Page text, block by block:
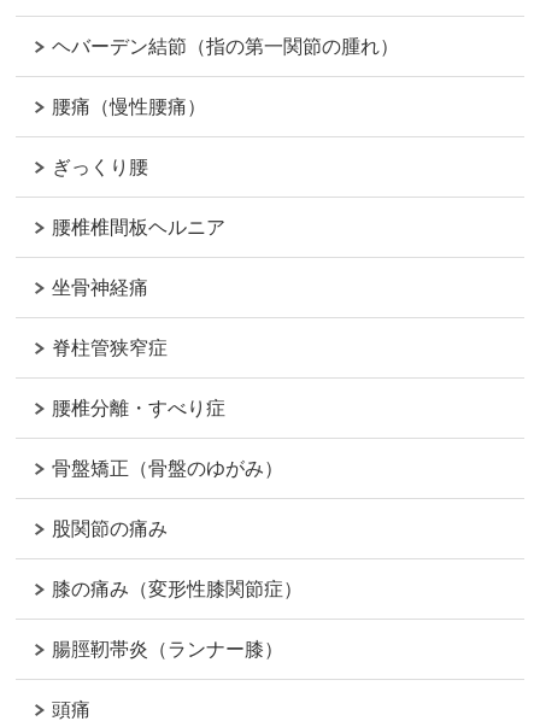
ヘバーデン結節（指の第一関節の腫れ）
腰痛（慢性腰痛）
ぎっくり腰
腰椎椎間板ヘルニア
坐骨神経痛
脊柱管狭窄症
腰椎分離・すべり症
骨盤矯正（骨盤のゆがみ）
股関節の痛み
膝の痛み（変形性膝関節症）
腸脛靭帯炎（ランナー膝）
頭痛